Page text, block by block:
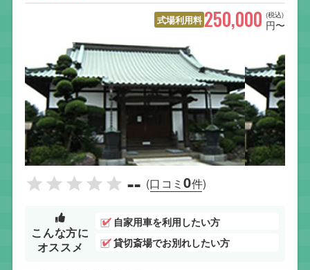
式場利用料 (税込)
250,000 円〜
-- (口コミ0件)
こんな方に
オススメ
自家用車を利用したい方
貸切斎場でお別れしたい方